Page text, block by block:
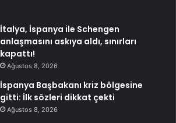
İtalya, İspanya ile Schengen
anlaşmasını askıya aldı, sınırları
kapattı!
Ağustos 8, 2026
İspanya Başbakanı kriz bölgesine
gitti: İlk sözleri dikkat çekti
Ağustos 8, 2026